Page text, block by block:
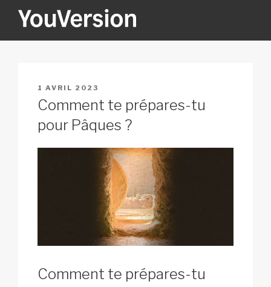
YOUVERSION
PUBLIÉ
LE
1 AVRIL 2023
Comment te prépares-tu
pour Pâques ?
Comment te prépares-tu